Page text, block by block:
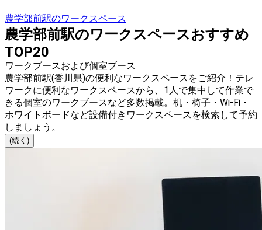
農学部前駅のワークスペース
農学部前駅のワークスペースおすすめ
TOP20
ワークブースおよび個室ブース
農学部前駅(香川県)の便利なワークスペースをご紹介！テレ
ワークに便利なワークスペースから、1人で集中して作業で
きる個室のワークブースなど多数掲載。机・椅子・Wi-Fi・
ホワイトボードなど設備付きワークスペースを検索して予約
しましょう。
(続く)